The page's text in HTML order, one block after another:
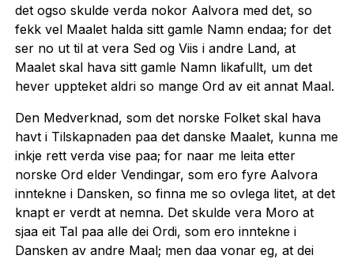
det ogso skulde verda nokor Aalvora med det, so
fekk vel Maalet halda sitt gamle Namn endaa; for det
ser no ut til at vera Sed og Viis i andre Land, at
Maalet skal hava sitt gamle Namn likafullt, um det
hever uppteket aldri so mange Ord av eit annat Maal.
Den Medverknad, som det norske Folket skal hava
havt i Tilskapnaden paa det danske Maalet, kunna me
inkje rett verda vise paa; for naar me leita etter
norske Ord elder Vendingar, som ero fyre Aalvora
inntekne i Dansken, so finna me so ovlega litet, at det
knapt er verdt at nemna. Det skulde vera Moro at
sjaa eit Tal paa alle dei Ordi, som ero inntekne i
Dansken av andre Maal; men daa vonar eg, at dei